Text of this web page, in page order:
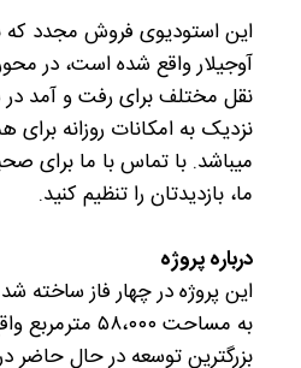
این استودیوی فروش مجدد که
آوجیلار واقع شده است، در
نقل مختلف برای رفت و آمد در
نزدیک به امکانات روزانه برای
میباشد. با تماس با ما برای
ما، بازدیدتان را تنظیم کنید.
درباره پروژه
این پروژه در چهار فاز ساخته
به مساحت
بزرگترین توسعه در حال حاضر